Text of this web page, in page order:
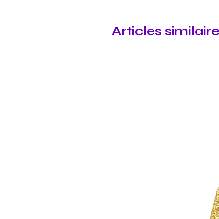
Articles